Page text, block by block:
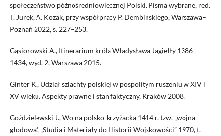
społeczeństwo późnośredniowiecznej Polski. Pisma wybrane, red.
T. Jurek, A. Kozak, przy współpracy P. Dembińskiego, Warszawa–
Poznań 2022, s. 227–253.
Gąsiorowski A., Itinerarium króla Władysława Jagiełły 1386–
1434, wyd. 2, Warszawa 2015.
Ginter K., Udział szlachty polskiej w pospolitym ruszeniu w XIV i
XV wieku. Aspekty prawne i stan faktyczny, Kraków 2008.
Goździelewski J., Wojna polsko-krzyżacka 1414 r. tzw. „wojna
głodowa”, „Studia i Materiały do Historii Wojskowości” 1970, t.